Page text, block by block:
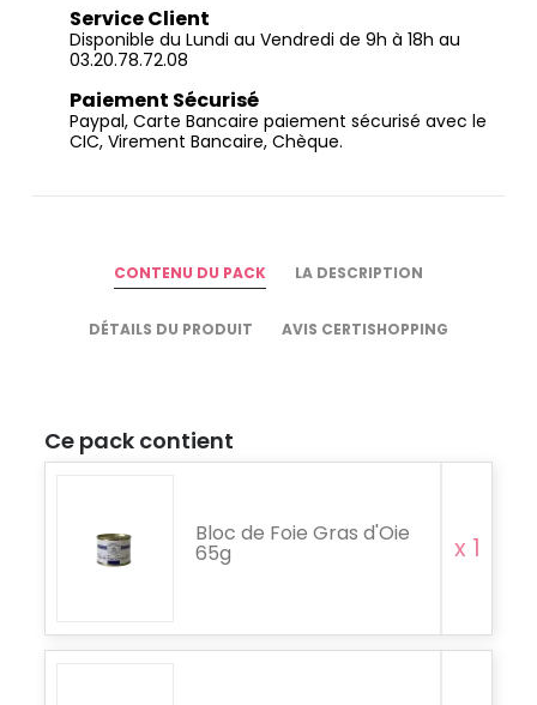
Service Client
Disponible du Lundi au Vendredi de 9h à 18h au
03.20.78.72.08
Paiement Sécurisé
Paypal, Carte Bancaire paiement sécurisé avec le
CIC, Virement Bancaire, Chèque.
CONTENU DU PACK LA DESCRIPTION
DÉTAILS DU PRODUIT AVIS CERTISHOPPING
Ce pack contient
Bloc de Foie Gras d'Oie
65g x 1